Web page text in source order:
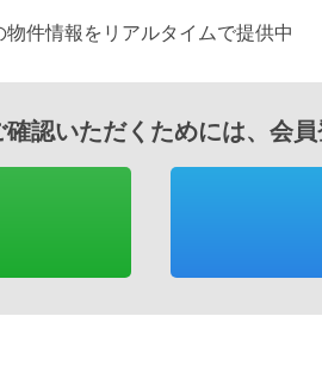
件情報をリアルタイムで提供中
認いただくためには、会員